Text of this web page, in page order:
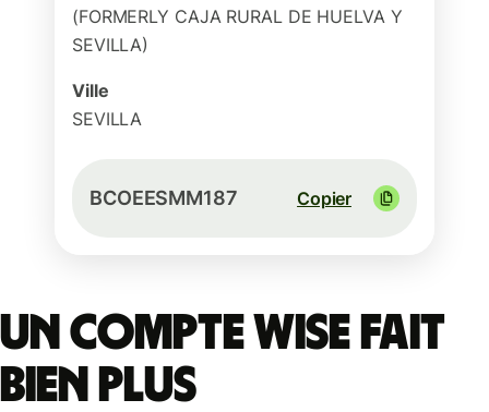
(FORMERLY CAJA RURAL DE HUELVA Y
SEVILLA)
Ville
SEVILLA
BCOEESMM187 Copier
Un compte Wise fait
bien plus